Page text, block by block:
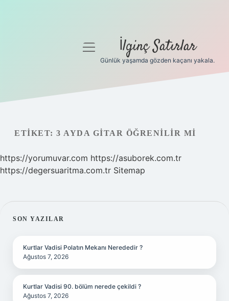
Gizlilik Politikası
menüyü
İlginç Satırlar
Günlük yaşamda gözden kaçanı yakala.
ETIKET: 3 AYDA GITAR ÖĞRENILIR MI
https://yorumuvar.com https://asuborek.com.tr
https://degersuaritma.com.tr Sitemap
SIDEBAR
SON YAZILAR
Kurtlar Vadisi Polatın Mekanı Nerededir ?
Ağustos 7, 2026
Kurtlar Vadisi 90. bölüm nerede çekildi ?
Ağustos 7, 2026